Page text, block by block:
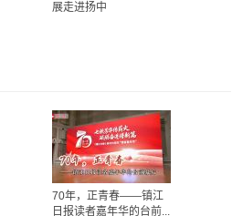
展走进扬中
70年，正青春——镇江
日报读者嘉年华的台前...